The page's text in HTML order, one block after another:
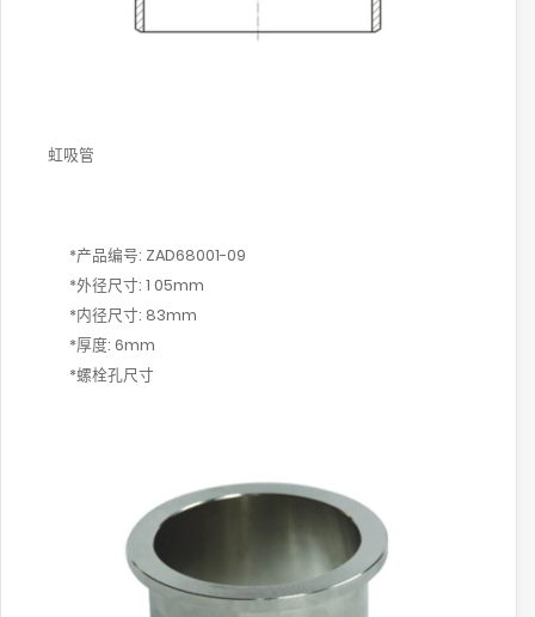
虹吸管
*产品编号: ZAD68001-09
*外径尺寸: 1 05mm
*内径尺寸: 83mm
*厚度: 6mm
*螺栓孔尺寸